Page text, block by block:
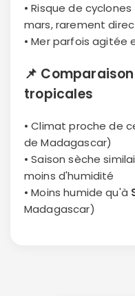
• Risque de
mars, rarement
• Mer parfois agitée
📌
tropicales
• Climat proche de
de Madagascar)
• Saison sèche
moins d'humidité
• Moins humide qu'à
Madagascar)